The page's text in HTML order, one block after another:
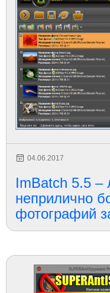
04.06.2017
ImBatch 5.5 –
неприлично
фотографий